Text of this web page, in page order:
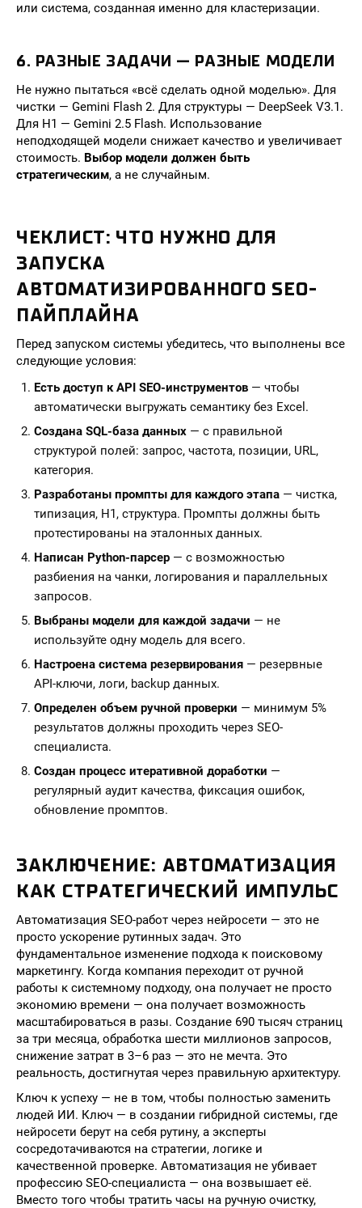
или система, созданная именно для кластеризации.
6. РАЗНЫЕ ЗАДАЧИ — РАЗНЫЕ МОДЕЛИ
Не нужно пытаться «всё сделать одной моделью». Для
чистки — Gemini Flash 2. Для структуры — DeepSeek V3.1.
Для H1 — Gemini 2.5 Flash. Использование
неподходящей модели снижает качество и увеличивает
стоимость. Выбор модели должен быть
стратегическим, а не случайным.
ЧЕКЛИСТ: ЧТО НУЖНО ДЛЯ
ЗАПУСКА
АВТОМАТИЗИРОВАННОГО SEO-
ПАЙПЛАЙНА
Перед запуском системы убедитесь, что выполнены все
следующие условия:
Есть доступ к API SEO-инструментов — чтобы
автоматически выгружать семантику без Excel.
Создана SQL-база данных — с правильной
структурой полей: запрос, частота, позиции, URL,
категория.
Разработаны промпты для каждого этапа — чистка,
типизация, H1, структура. Промпты должны быть
протестированы на эталонных данных.
Написан Python-парсер — с возможностью
разбиения на чанки, логирования и параллельных
запросов.
Выбраны модели для каждой задачи — не
используйте одну модель для всего.
Настроена система резервирования — резервные
API-ключи, логи, backup данных.
Определен объем ручной проверки — минимум 5%
результатов должны проходить через SEO-
специалиста.
Создан процесс итеративной доработки —
регулярный аудит качества, фиксация ошибок,
обновление промптов.
ЗАКЛЮЧЕНИЕ: АВТОМАТИЗАЦИЯ
КАК СТРАТЕГИЧЕСКИЙ ИМПУЛЬС
Автоматизация SEO-работ через нейросети — это не
просто ускорение рутинных задач. Это
фундаментальное изменение подхода к поисковому
маркетингу. Когда компания переходит от ручной
работы к системному подходу, она получает не просто
экономию времени — она получает возможность
масштабироваться в разы. Создание 690 тысяч страниц
за три месяца, обработка шести миллионов запросов,
снижение затрат в 3–6 раз — это не мечта. Это
реальность, достигнутая через правильную архитектуру.
Ключ к успеху — не в том, чтобы полностью заменить
людей ИИ. Ключ — в создании гибридной системы, где
нейросети берут на себя рутину, а эксперты
сосредотачиваются на стратегии, логике и
качественной проверке. Автоматизация не убивает
профессию SEO-специалиста — она возвышает её.
Вместо того чтобы тратить часы на ручную очистку,